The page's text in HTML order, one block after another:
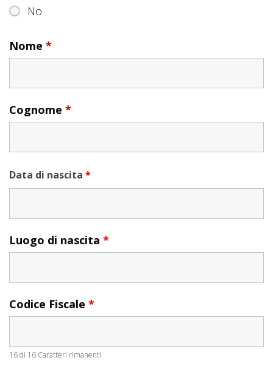
No
Nome *
Cognome *
Data di nascita *
Luogo di nascita *
Codice Fiscale *
16 di 16 Caratteri rimanenti